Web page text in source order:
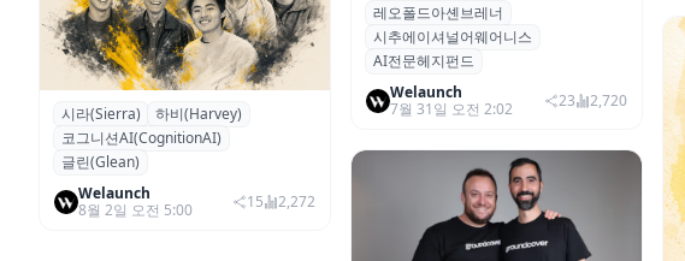
기업 운영 방식을 바꾸고 있는...실
리콘벨리에서 주목 받는 AI 에이전
트 스타트업?
시라(Sierra)
하비(Harvey)
코그니션AI(CognitionAI)
글린(Glean)
Welaunch
8월 2일 오전 5:00
15 2,272
‘439% 대박에서 하루 만에 강제 청
산’… 월가 흔든 25세 AI 천재
레오폴드아셴브레너
시추에이셔널어웨어니스
AI전문헤지펀드
Welaunch
7월 31일 오전 2:02
23 2,720